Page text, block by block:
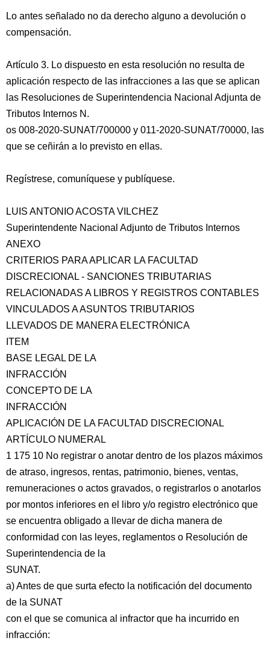
Lo antes señalado no da derecho alguno a devolución o
compensación.
Artículo 3. Lo dispuesto en esta resolución no resulta de
aplicación respecto de las infracciones a las que se aplican
las Resoluciones de Superintendencia Nacional Adjunta de
Tributos Internos N.
os 008-2020-SUNAT/700000 y 011-2020-SUNAT/70000, las
que se ceñirán a lo previsto en ellas.
Regístrese, comuníquese y publíquese.
LUIS ANTONIO ACOSTA VILCHEZ
Superintendente Nacional Adjunto de Tributos Internos
ANEXO
CRITERIOS PARA APLICAR LA FACULTAD
DISCRECIONAL - SANCIONES TRIBUTARIAS
RELACIONADAS A LIBROS Y REGISTROS CONTABLES
VINCULADOS A ASUNTOS TRIBUTARIOS
LLEVADOS DE MANERA ELECTRÓNICA
ITEM
BASE LEGAL DE LA
INFRACCIÓN
CONCEPTO DE LA
INFRACCIÓN
APLICACIÓN DE LA FACULTAD DISCRECIONAL
ARTÍCULO NUMERAL
1 175 10 No registrar o anotar dentro de los plazos máximos
de atraso, ingresos, rentas, patrimonio, bienes, ventas,
remuneraciones o actos gravados, o registrarlos o anotarlos
por montos inferiores en el libro y/o registro electrónico que
se encuentra obligado a llevar de dicha manera de
conformidad con las leyes, reglamentos o Resolución de
Superintendencia de la
SUNAT.
a) Antes de que surta efecto la notificación del documento
de la SUNAT
con el que se comunica al infractor que ha incurrido en
infracción: